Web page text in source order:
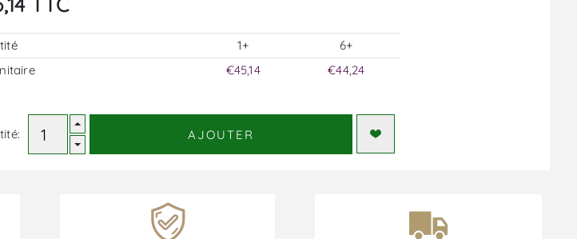
1+
6+
€45,14 €44,24
AJOUTER